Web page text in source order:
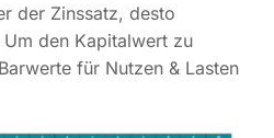
der Zinssatz, desto
den Kapitalwert zu
für Nutzen & Lasten